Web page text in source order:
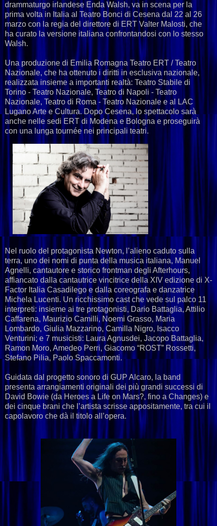
drammaturgo irlandese Enda Walsh, va in scena per la
prima volta in Italia al Teatro Bonci di Cesena dal 22 al 26
marzo con la regia del direttore di ERT Valter Malosti, che
ha curato la versione italiana confrontandosi con lo stesso
Walsh.
Una produzione di Emilia Romagna Teatro ERT / Teatro
Nazionale, che ha ottenuto i diritti in esclusiva nazionale,
realizzata insieme a importanti realtà: Teatro Stabile di
Torino - Teatro Nazionale, Teatro di Napoli - Teatro
Nazionale, Teatro di Roma - Teatro Nazionale e al LAC
Lugano Arte e Cultura. Dopo Cesena, lo spettacolo sarà
anche nelle sedi ERT di Modena e Bologna e proseguirà
con una lunga tournée nei principali teatri.
Nel ruolo del protagonista Newton, l’alieno caduto sulla
terra, uno dei nomi di punta della musica italiana, Manuel
Agnelli, cantautore e storico frontman degli Afterhours,
affiancato dalla cantautrice vincitrice della XIV edizione di X-
Factor Italia Casadilego e dalla coreografa e danzatrice
Michela Lucenti. Un ricchissimo cast che vede sul palco 11
interpreti: insieme ai tre protagonisti, Dario Battaglia, Attilio
Caffarena, Maurizio Camilli, Noemi Grasso, Maria
Lombardo, Giulia Mazzarino, Camilla Nigro, Isacco
Venturini; e 7 musicisti: Laura Agnusdei, Jacopo Battaglia,
Ramon Moro, Amedeo Perri, Giacomo “ROST” Rossetti,
Stefano Pilia, Paolo Spaccamonti.
Guidata dal progetto sonoro di GUP Alcaro, la band
presenta arrangiamenti originali dei più grandi successi di
David Bowie (da Heroes a Life on Mars?, fino a Changes) e
dei cinque brani che l’artista scrisse appositamente, tra cui il
capolavoro che dà il titolo all’opera.